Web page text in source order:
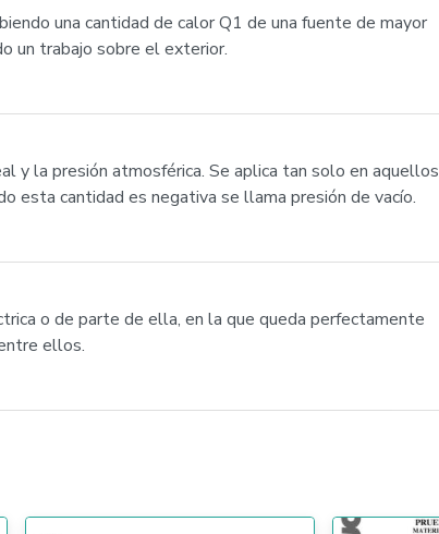
una cantidad de calor Q1 de una fuente de mayor
un trabajo sobre el exterior.
y la presión atmosférica. Se aplica tan solo en aquellos
esta cantidad es negativa se llama presión de vacío.
o de parte de ella, en la que queda perfectamente
ellos.